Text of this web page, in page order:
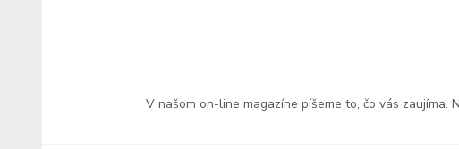
V našom on-line magazíne píšeme to, čo vás